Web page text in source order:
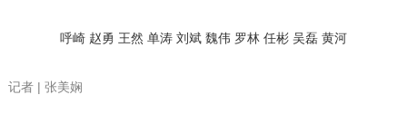
呼崎 赵勇 王然 单涛 刘斌 魏伟 罗林 任彬 吴磊 黄河
记者 | 张美娴